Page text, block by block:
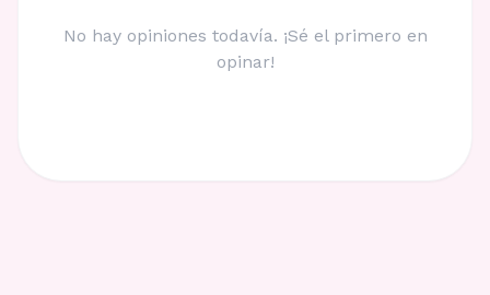
No hay opiniones todavía. ¡Sé el primero en
opinar!